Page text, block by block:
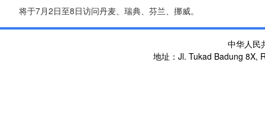
将于7月2日至8日访问丹麦、瑞典、芬兰、挪威。
中华人民
地址：Jl. Tukad Badung 8X,